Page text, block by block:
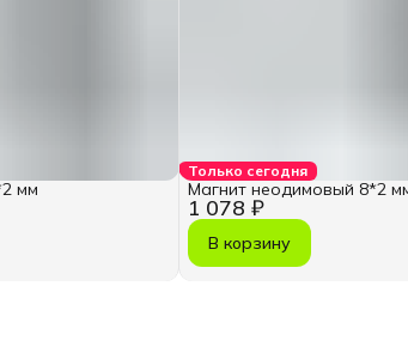
мм
Только сегодня
1 078 ₽
Магнит неодимовый 8*2
В корзину